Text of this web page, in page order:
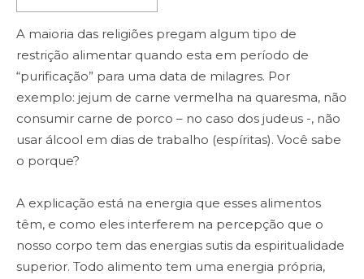
A maioria das religiões pregam algum tipo de
restrição alimentar quando esta em período de
“purificação” para uma data de milagres. Por
exemplo: jejum de carne vermelha na quaresma, não
consumir carne de porco – no caso dos judeus -, não
usar álcool em dias de trabalho (espíritas). Você sabe
o porque?
A explicação está na energia que esses alimentos
têm, e como eles interferem na percepção que o
nosso corpo tem das energias sutis da espiritualidade
superior. Todo alimento tem uma energia própria,